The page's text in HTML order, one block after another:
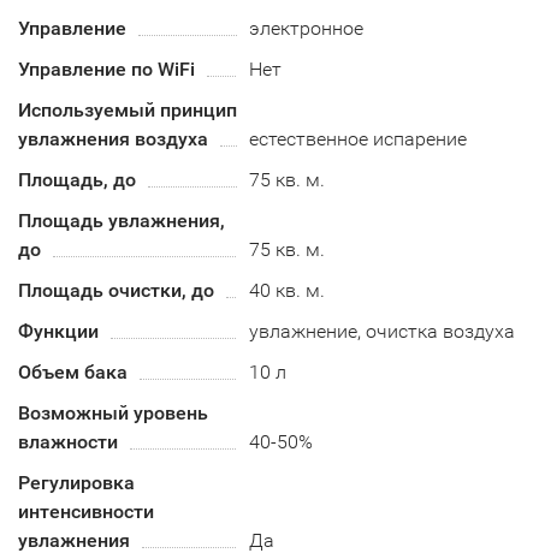
Управление
электронное
Управление по WiFi
Нет
Используемый принцип
увлажнения воздуха
естественное испарение
Площадь, до
75 кв. м.
Площадь увлажнения,
до
75 кв. м.
Площадь очистки, до
40 кв. м.
Функции
увлажнение, очистка воздуха
Объем бака
10 л
Возможный уровень
влажности
40-50%
Регулировка
интенсивности
увлажнения
Да